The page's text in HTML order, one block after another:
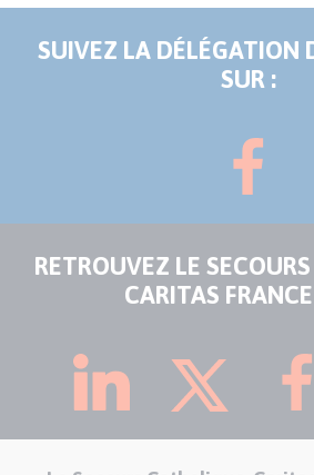
SUIVEZ LA DÉLÉGATION
SUR :
RETROUVEZ LE
CARITAS